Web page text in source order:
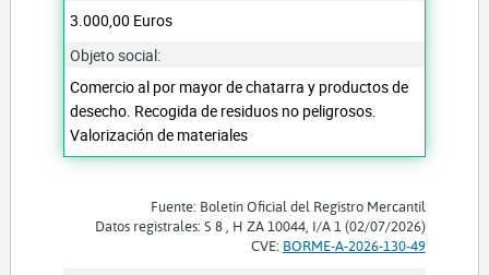
3.000,00 Euros
Objeto social:
Comercio al por mayor de chatarra y productos de
desecho. Recogida de residuos no peligrosos.
Valorización de materiales
Fuente: Boletín Oficial del Registro Mercantil
Datos registrales: S 8 , H ZA 10044, I/A 1 (02/07/2026)
CVE: BORME-A-2026-130-49